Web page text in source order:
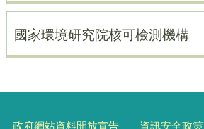
國家環境研究院核可檢測機構
政府網站資料開放宣告 資訊安全政策